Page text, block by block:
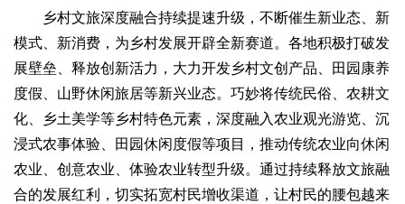
乡村文旅深度融合持续提速升级，不断催生新业态、新
模式、新消费，为乡村发展开辟全新赛道。各地积极打破发
展壁垒、释放创新活力，大力开发乡村文创产品、田园康养
度假、山野休闲旅居等新兴业态。巧妙将传统民俗、农耕文
化、乡土美学等乡村特色元素，深度融入农业观光游览、沉
浸式农事体验、田园休闲度假等项目，推动传统农业向休闲
农业、创意农业、体验农业转型升级。通过持续释放文旅融
合的发展红利，切实拓宽村民增收渠道，让村民的腰包越来